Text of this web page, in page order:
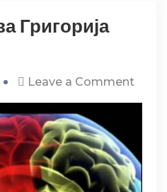
Григорија
Leave a Commenton
Неки